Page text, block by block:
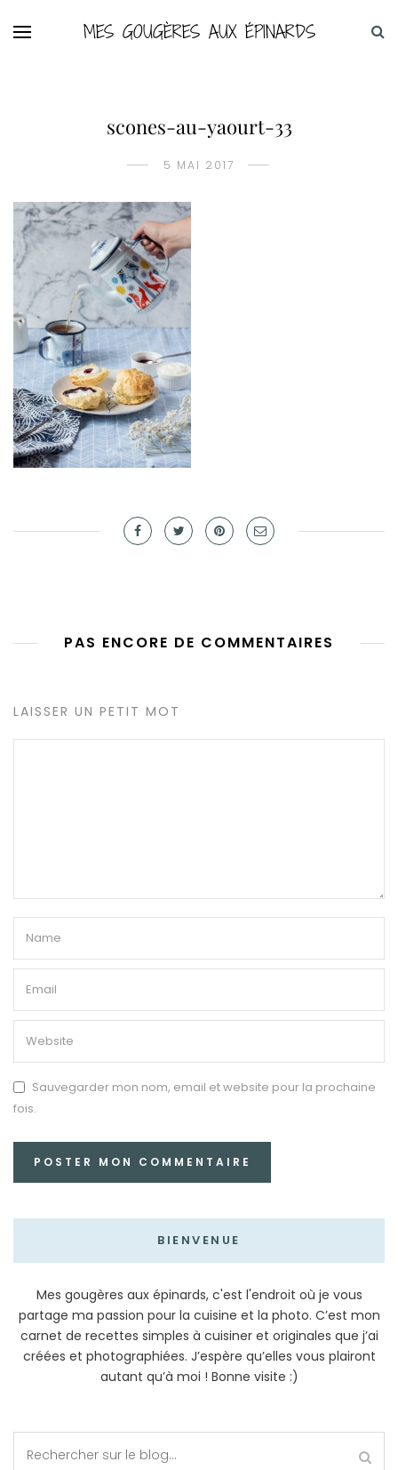
MES GOUGÈRES AUX ÉPINARDS
scones-au-yaourt-33
5 MAI 2017
PAS ENCORE DE COMMENTAIRES
LAISSER UN PETIT MOT
Sauvegarder mon nom, email et website pour la prochaine
fois.
BIENVENUE
Mes gougères aux épinards, c'est l'endroit où je vous
partage ma passion pour la cuisine et la photo. C’est mon
carnet de recettes simples à cuisiner et originales que j’ai
créées et photographiées. J’espère qu’elles vous plairont
autant qu’à moi ! Bonne visite :)